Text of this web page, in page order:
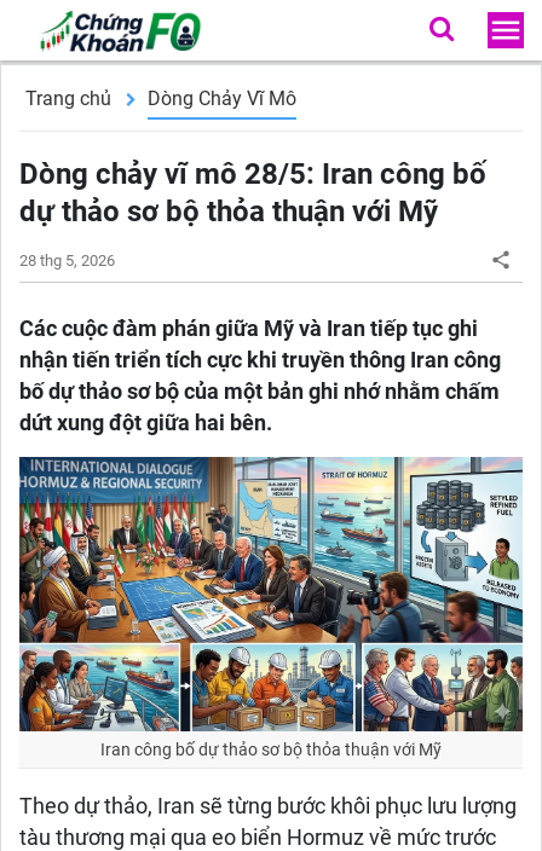
Trang chủ Dòng Chảy Vĩ Mô
Dòng chảy vĩ mô 28/5: Iran công bố
dự thảo sơ bộ thỏa thuận với Mỹ
28 thg 5, 2026
Các cuộc đàm phán giữa Mỹ và Iran tiếp tục ghi
nhận tiến triển tích cực khi truyền thông Iran công
bố dự thảo sơ bộ của một bản ghi nhớ nhằm chấm
dứt xung đột giữa hai bên.
Iran công bố dự thảo sơ bộ thỏa thuận với Mỹ
Theo dự thảo, Iran sẽ từng bước khôi phục lưu lượng
tàu thương mại qua eo biển Hormuz về mức trước